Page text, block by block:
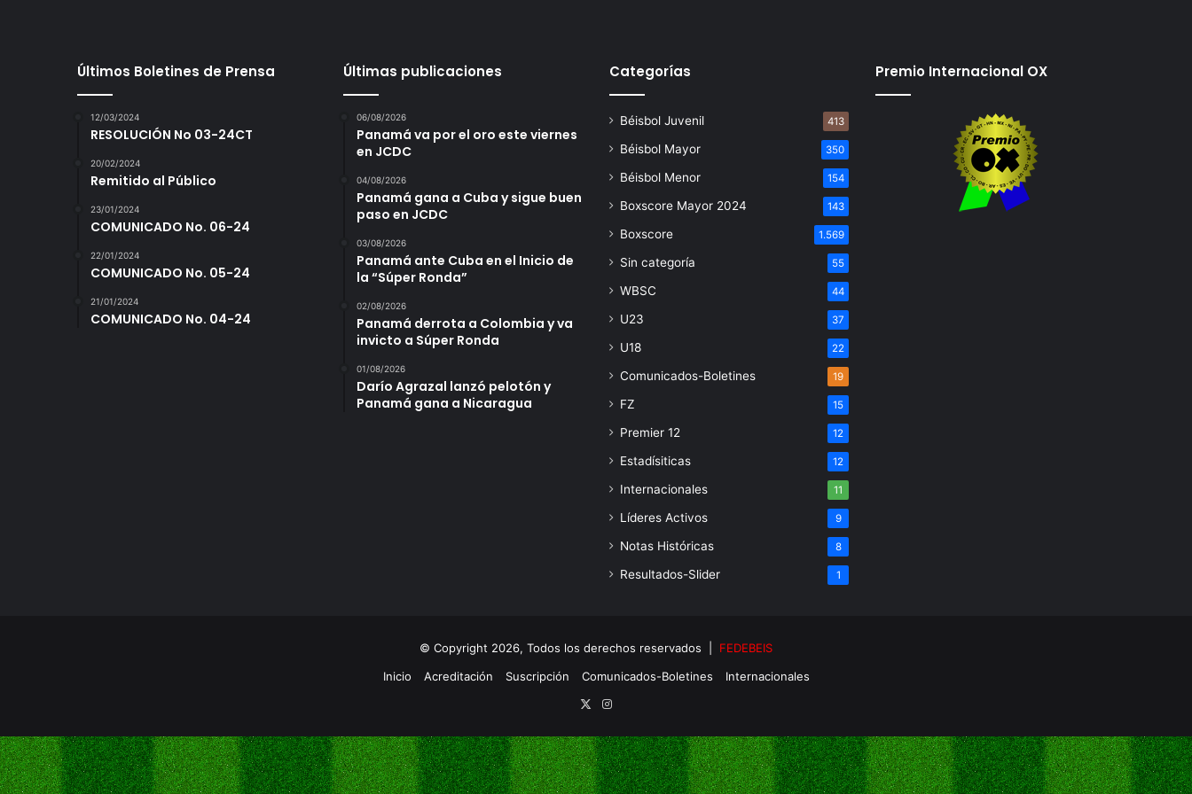
Últimos Boletines de Prensa
12/03/2024
RESOLUCIÓN No 03-24CT
20/02/2024
Remitido al Público
23/01/2024
COMUNICADO No. 06-24
22/01/2024
COMUNICADO No. 05-24
21/01/2024
COMUNICADO No. 04-24
Últimas publicaciones
06/08/2026
Panamá va por el oro este viernes
en JCDC
04/08/2026
Panamá gana a Cuba y sigue buen
paso en JCDC
03/08/2026
Panamá ante Cuba en el Inicio de
la “Súper Ronda”
02/08/2026
Panamá derrota a Colombia y va
invicto a Súper Ronda
01/08/2026
Darío Agrazal lanzó pelotón y
Panamá gana a Nicaragua
Categorías
Béisbol Juvenil 413
Béisbol Mayor 350
Béisbol Menor 154
Boxscore Mayor 2024 143
Boxscore 1.569
Sin categoría 55
WBSC 44
U23 37
U18 22
Comunicados-Boletines 19
FZ 15
Premier 12 12
Estadísiticas 12
Internacionales 11
Líderes Activos 9
Notas Históricas 8
Resultados-Slider 1
Premio Internacional OX
© Copyright 2026, Todos los derechos reservados | FEDEBEIS
Inicio
Acreditación Suscripción Comunicados-Boletines
Internacionales
Instagram